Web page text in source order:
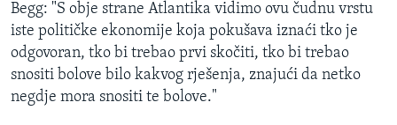
Begg: "S obje strane Atlantika vidimo ovu čudnu vrstu
iste političke ekonomije koja pokušava iznaći tko je
odgovoran, tko bi trebao prvi skočiti, tko bi trebao
snositi bolove bilo kakvog rješenja, znajući da netko
negdje mora snositi te bolove."